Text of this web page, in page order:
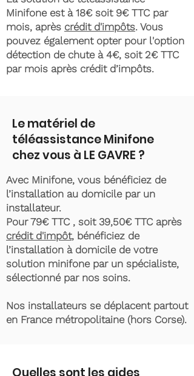
Minifone est à 18€ soit 9€ TTC par
mois, après crédit d'impôts. Vous
pouvez également opter pour l'option
détection de chute à 4€, soit 2€ TTC
par mois après crédit d’impôts.
Le matériel de
téléassistance Minifone
chez vous à LE GAVRE ?
Avec Minifone, vous bénéficiez de
l’installation au domicile par un
installateur.
Pour 79€ TTC , soit 39,50€ TTC après
crédit d'impôt, bénéficiez de
l’installation à domicile de votre
solution minifone par un spécialiste,
sélectionné par nos soins.
Nos installateurs se déplacent partout
en France métropolitaine (hors Corse).
Quelles sont les aides